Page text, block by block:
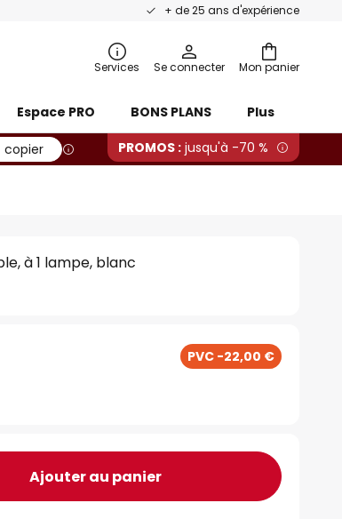
+ de 25 ans d'expérience
Mon panier
Services Se connecter
Espace PRO BONS PLANS Plus
copier PROMOS : jusqu'à -70 %
à 1 lampe, blanc
PVC -22,00 €
Ajouter au panier